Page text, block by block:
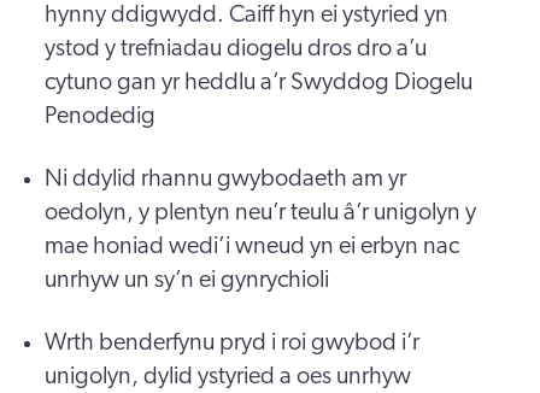
hynny ddigwydd. Caiff hyn ei ystyried yn
ystod y trefniadau diogelu dros dro a’u
cytuno gan yr heddlu a’r Swyddog Diogelu
Penodedig
Ni ddylid rhannu gwybodaeth am yr
oedolyn, y plentyn neu’r teulu â’r unigolyn y
mae honiad wedi’i wneud yn ei erbyn nac
unrhyw un sy’n ei gynrychioli
Wrth benderfynu pryd i roi gwybod i’r
unigolyn, dylid ystyried a oes unrhyw